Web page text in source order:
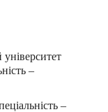
–
–